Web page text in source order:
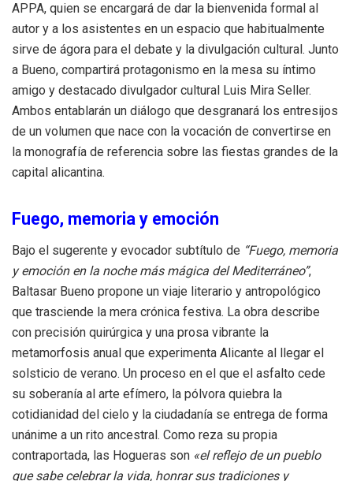
APPA, quien se encargará de dar la bienvenida formal al
autor y a los asistentes en un espacio que habitualmente
sirve de ágora para el debate y la divulgación cultural. Junto
a Bueno, compartirá protagonismo en la mesa su íntimo
amigo y destacado divulgador cultural Luis Mira Seller.
Ambos entablarán un diálogo que desgranará los entresijos
de un volumen que nace con la vocación de convertirse en
la monografía de referencia sobre las fiestas grandes de la
capital alicantina.
Fuego, memoria y emoción
Bajo el sugerente y evocador subtítulo de “Fuego, memoria
y emoción en la noche más mágica del Mediterráneo”,
Baltasar Bueno propone un viaje literario y antropológico
que trasciende la mera crónica festiva. La obra describe
con precisión quirúrgica y una prosa vibrante la
metamorfosis anual que experimenta Alicante al llegar el
solsticio de verano. Un proceso en el que el asfalto cede
su soberanía al arte efímero, la pólvora quiebra la
cotidianidad del cielo y la ciudadanía se entrega de forma
unánime a un rito ancestral. Como reza su propia
contraportada, las Hogueras son «el reflejo de un pueblo
que sabe celebrar la vida, honrar sus tradiciones y